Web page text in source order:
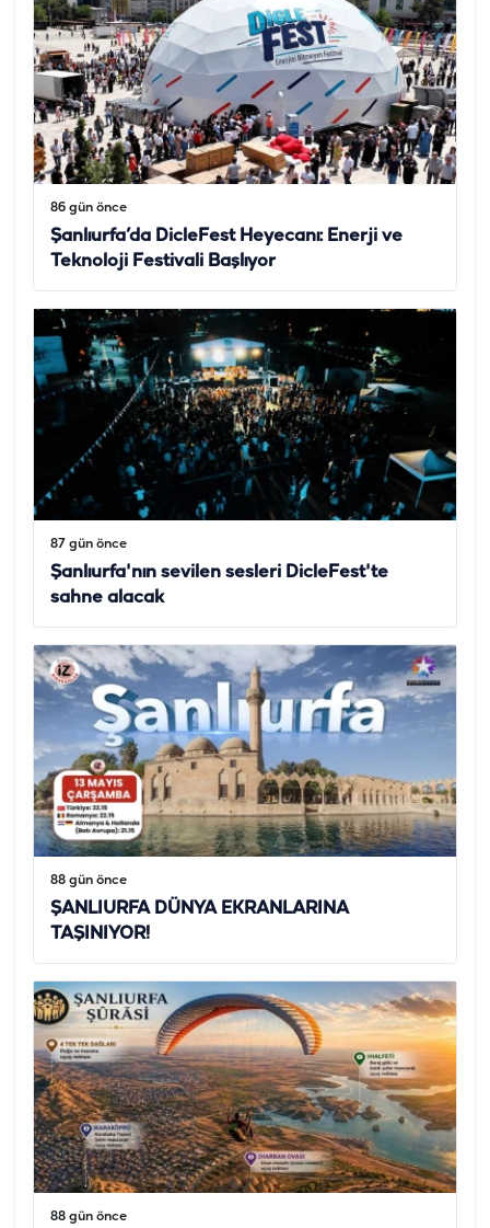
86 gün önce
Şanlıurfa’da DicleFest Heyecanı: Enerji ve
Teknoloji Festivali Başlıyor
87 gün önce
Şanlıurfa'nın sevilen sesleri DicleFest'te
sahne alacak
88 gün önce
ŞANLIURFA DÜNYA EKRANLARINA
TAŞINIYOR!
88 gün önce